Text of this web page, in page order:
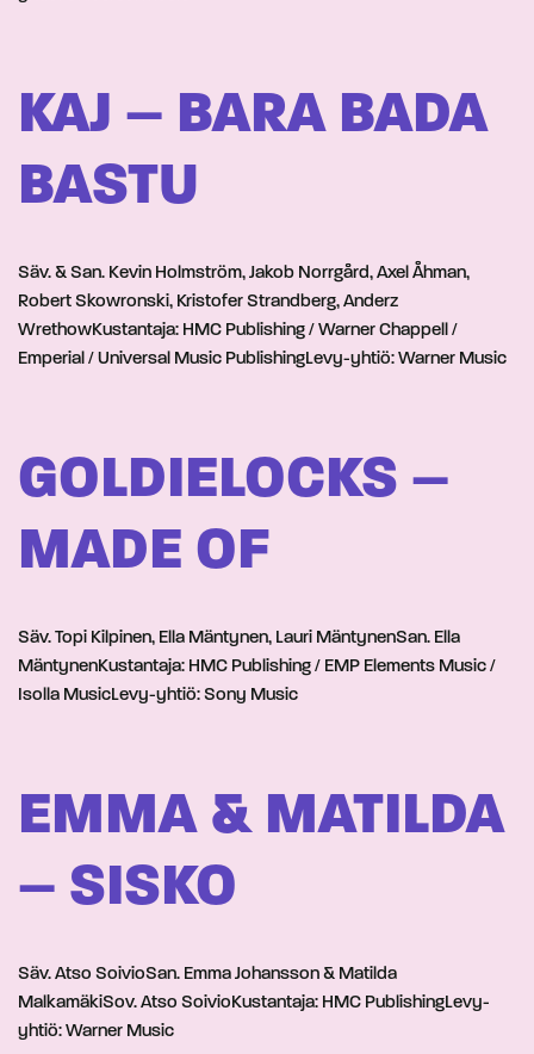
KAJ – BARA BADA
BASTU
Säv. & San. Kevin Holmström, Jakob Norrgård, Axel Åhman,
Robert Skowronski, Kristofer Strandberg, Anderz
WrethowKustantaja: HMC Publishing / Warner Chappell /
Emperial / Universal Music PublishingLevy-yhtiö: Warner Music
GOLDIELOCKS –
MADE OF
Säv. Topi Kilpinen, Ella Mäntynen, Lauri MäntynenSan. Ella
MäntynenKustantaja: HMC Publishing / EMP Elements Music /
Isolla MusicLevy-yhtiö: Sony Music
EMMA & MATILDA
– SISKO
Säv. Atso SoivioSan. Emma Johansson & Matilda
MalkamäkiSov. Atso SoivioKustantaja: HMC PublishingLevy-
yhtiö: Warner Music